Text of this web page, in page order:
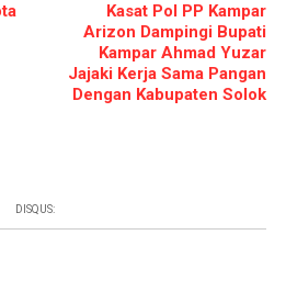
Kasat Pol PP Kampar
Arizon Dampingi Bupati
Kampar Ahmad Yuzar
Jajaki Kerja Sama Pangan
Dengan Kabupaten Solok
DISQUS: